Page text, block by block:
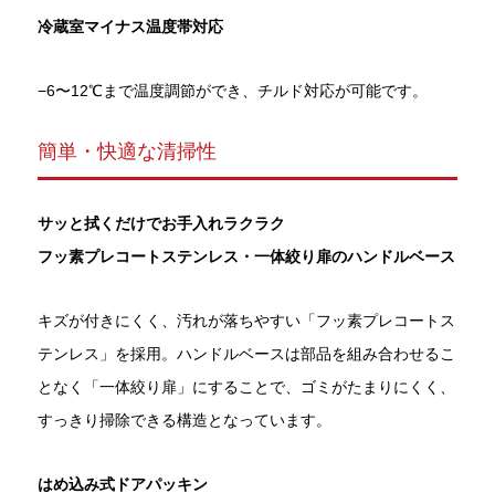
冷蔵室マイナス温度帯対応
−6〜12℃まで温度調節ができ、チルド対応が可能です。
簡単・快適な清掃性
サッと拭くだけでお手入れラクラク
フッ素プレコートステンレス・一体絞り扉のハンドルベース
キズが付きにくく、汚れが落ちやすい「フッ素プレコートス
テンレス」を採用。ハンドルベースは部品を組み合わせるこ
となく「一体絞り扉」にすることで、ゴミがたまりにくく、
すっきり掃除できる構造となっています。
はめ込み式ドアパッキン